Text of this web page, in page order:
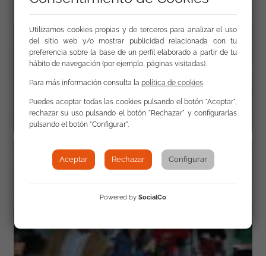
Utilizamos cookies propias y de terceros para analizar el uso
del sitio web y/o mostrar publicidad relacionada con tu
preferencia sobre la base de un perfil elaborado a partir de tu
hábito de navegación (por ejemplo, páginas visitadas).
Para más información consulta la política de cookies
Puedes aceptar todas las cookies pulsando el botón "Aceptar",
rechazar su uso pulsando el botón "Rechazar" y configurarlas
pulsando el botón "Configurar".
Aceptar Rechazar Configurar
Powered by SocialCo